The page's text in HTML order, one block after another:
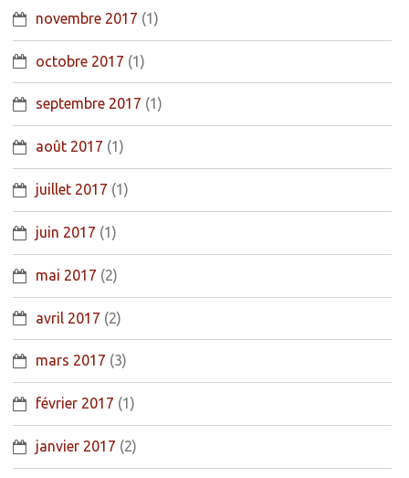
novembre 2017 (1)
octobre 2017 (1)
septembre 2017 (1)
août 2017 (1)
juillet 2017 (1)
juin 2017 (1)
mai 2017 (2)
avril 2017 (2)
mars 2017 (3)
février 2017 (1)
janvier 2017 (2)